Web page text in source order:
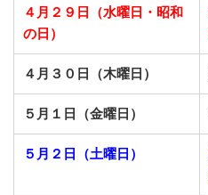
４月２９日（水曜日・昭和
の日）
４月３０日（木曜日）
５月１日（金曜日）
５月２日（土曜日）